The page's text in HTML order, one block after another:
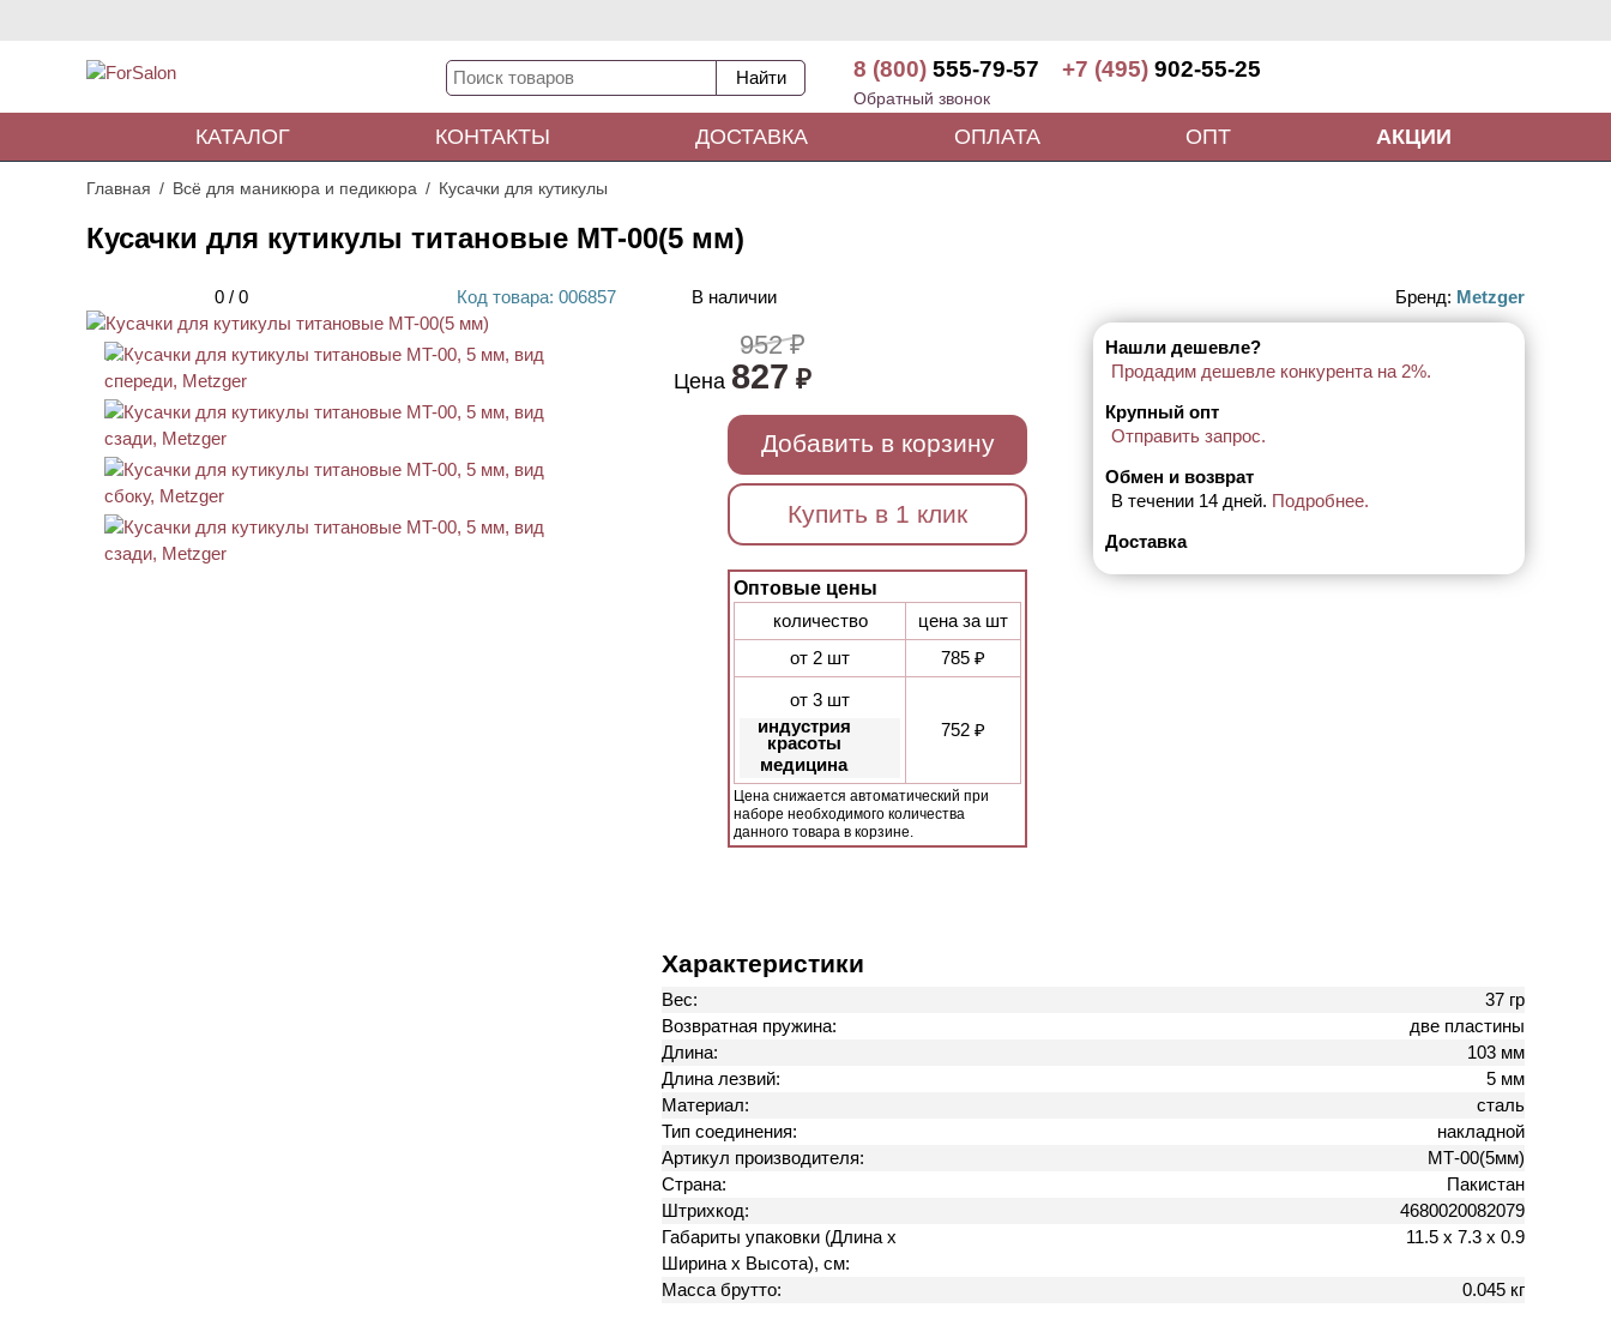
8 (800) 555-79-57 +7 (495) 902-55-25
Обратный звонок
КАТАЛОГ КОНТАКТЫ ДОСТАВКА ОПЛАТА ОПТ АКЦИИ
Главная Всё для маникюра и педикюра Кусачки для кутикулы
Кусачки для кутикулы титановые MT-00(5 мм)
0 / 0 Код товара: 006857
АКЦИЯ
В наличии Бренд: Metzger
952 ₽
Цена 827 ₽
Добавить в корзину
Купить в 1 клик
Оптовые цены
количество
цена за шт
от 2 шт
785 ₽
от 3 шт
индустрия
красоты
медицина
752 ₽
Цена снижается автоматический при
наборе необходимого количества
данного товара в корзине.
Нашли дешевле?
Продадим дешевле конкурента на 2%.
Крупный опт
Отправить запрос.
Обмен и возврат
В течении 14 дней. Подробнее.
Доставка
Характеристики
Вес:
37 гр
Возвратная пружина:
две пластины
Длина:
103 мм
Длина лезвий:
5 мм
Материал:
сталь
Тип соединения:
накладной
Артикул производителя:
МТ-00(5мм)
Страна:
Пакистан
Штрихкод:
4680020082079
Габариты упаковки (Длина х
Ширина х Высота), см:
11.5 х 7.3 х 0.9
Масса брутто: 0.045 кг